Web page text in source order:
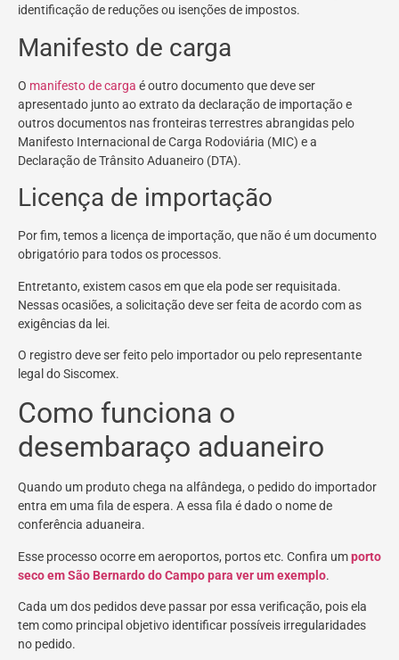
identificação de reduções ou isenções de impostos.
Manifesto de carga
O manifesto de carga é outro documento que deve ser
apresentado junto ao extrato da declaração de importação e
outros documentos nas fronteiras terrestres abrangidas pelo
Manifesto Internacional de Carga Rodoviária (MIC) e a
Declaração de Trânsito Aduaneiro (DTA).
Licença de importação
Por fim, temos a licença de importação, que não é um documento
obrigatório para todos os processos.
Entretanto, existem casos em que ela pode ser requisitada.
Nessas ocasiões, a solicitação deve ser feita de acordo com as
exigências da lei.
O registro deve ser feito pelo importador ou pelo representante
legal do Siscomex.
Como funciona o
desembaraço aduaneiro
Quando um produto chega na alfândega, o pedido do importador
entra em uma fila de espera. A essa fila é dado o nome de
conferência aduaneira.
Esse processo ocorre em aeroportos, portos etc. Confira umporto
seco em São Bernardo do Campo para ver um exemplo.
Cada um dos pedidos deve passar por essa verificação, pois ela
tem como principal objetivo identificar possíveis irregularidades
no pedido.